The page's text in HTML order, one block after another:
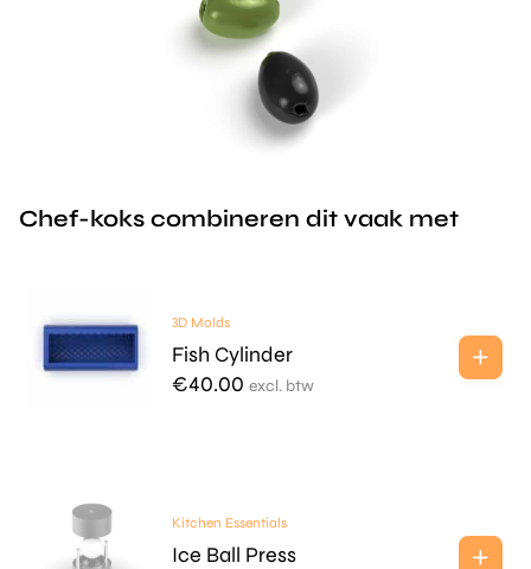
Chef-koks combineren dit vaak met
3D Molds
Fish Cylinder
€40.00 excl. btw
Kitchen Essentials
Ice Ball Press